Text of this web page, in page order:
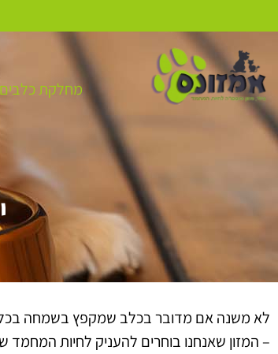
מחלקת כלבים
לא משנה אם מדובר בכלב שמקפץ בשמחה
– המזון שאנחנו בוחרים להעניק לחיות המחמד